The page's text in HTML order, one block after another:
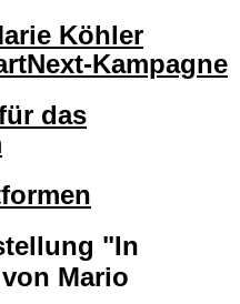
Köhler
Kampagne
das
"In
Mario